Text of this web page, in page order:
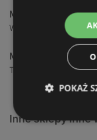
Maxi Zoo
Walczaka 47, 66-400
Maxi Zoo
Targowa 7, 66-400
Inne sklepy Inne
POKAŻ